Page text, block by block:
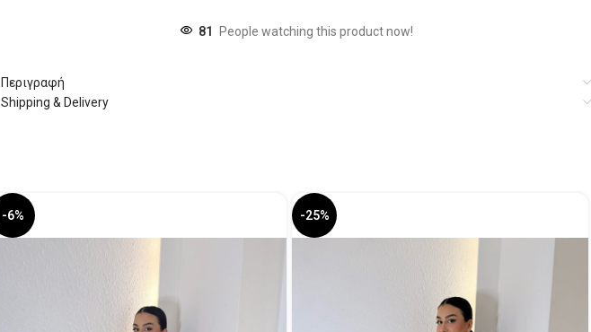
81 People watching this product now!
Περιγραφή
Shipping & Delivery
-6% -25%